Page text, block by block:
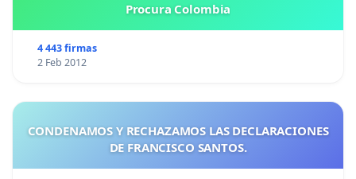
Procura Colombia
4 443 firmas
2 Feb 2012
CONDENAMOS Y RECHAZAMOS LAS DECLARACIONES
DE FRANCISCO SANTOS.